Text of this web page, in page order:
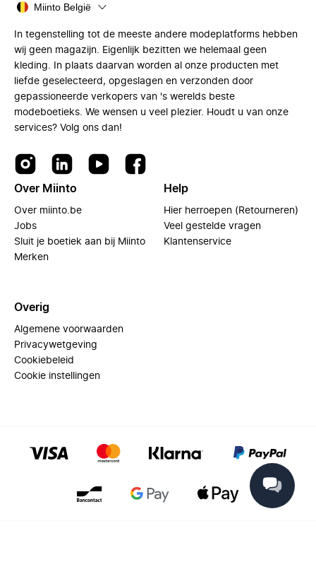
Miinto België
In tegenstelling tot de meeste andere modeplatforms hebben
wij geen magazijn. Eigenlijk bezitten we helemaal geen
kleding. In plaats daarvan worden al onze producten met
liefde geselecteerd, opgeslagen en verzonden door
gepassioneerde verkopers van 's werelds beste
modeboetieks. We wensen u veel plezier. Houdt u van onze
services? Volg ons dan!
Over Miinto
Over miinto.be
Jobs
Sluit je boetiek aan bij Miinto
Merken
Help
Hier herroepen (Retourneren)
Veel gestelde vragen
Klantenservice
Overig
Algemene voorwaarden
Privacywetgeving
Cookiebeleid
Cookie instellingen